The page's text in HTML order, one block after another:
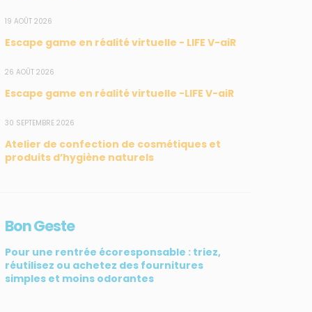
19 AOÛT 2026
Escape game en réalité virtuelle - LIFE V-aiR
26 AOÛT 2026
Escape game en réalité virtuelle -LIFE V-aiR
30 SEPTEMBRE 2026
Atelier de confection de cosmétiques et
produits d’hygiène naturels
Bon Geste
Pour une rentrée écoresponsable : triez,
réutilisez ou achetez des fournitures
simples et moins odorantes
SUIVEZ-NOUS
31, rue du Pr. Raymond